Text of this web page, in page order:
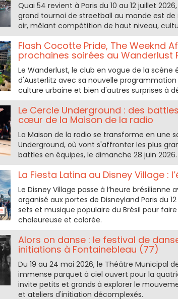
Quai 54 revient à Paris du 10 au 12 juillet
grand tournoi de streetball au monde est
air, mêlant compétition de haut niveau,
Flash Cocotte Pride, The Weeknd
prochaines soirées au Wanderlust
Le Wanderlust, le club en vogue de la
d'Austerlitz avec sa nouvelle
culture urbaine et bien d'autres surprises à
Le Cercle Underground : des
cœur de la Maison de la radio
La Maison de la radio se transforme en une
Underground, où vont s'affronter les plus
battles en équipes, le dimanche 28 juin 2026.
La Fiesta Latina au Disney Village :
Le Disney Village passe à l’heure
organisé aux portes de Disneyland Paris du
sets et musique populaire du Brésil pour
chaleureuse et colorée.
Alors on danse : le festival de
initiations à Fontainebleau (77)
Du 19 au 24 mai 2026, le Théâtre Municipal
immense parquet à ciel ouvert pour la
invite petits et grands à explorer le
et ateliers d'initiation décomplexés.